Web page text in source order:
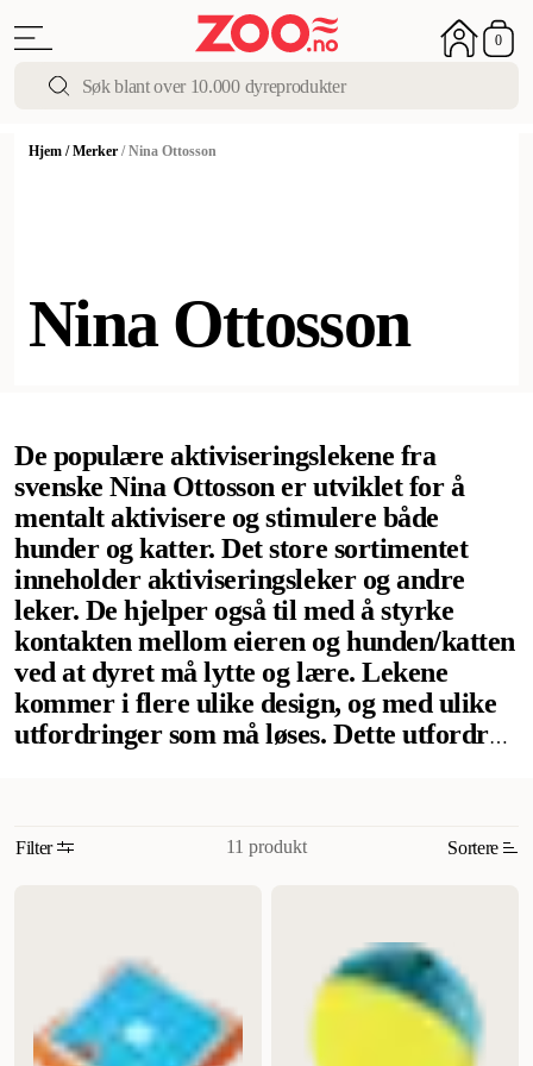
0
Hjem /Merker /Nina Ottosson
Nina Ottosson
De populære aktiviseringslekene fra
svenske Nina Ottosson er utviklet for å
mentalt aktivisere og stimulere både
hunder og katter. Det store sortimentet
inneholder aktiviseringsleker og andre
leker. De hjelper også til med å styrke
kontakten mellom eieren og hunden/katten
ved at dyret må lytte og lære. Lekene
kommer i flere ulike design, og med ulike
utfordringer som må løses. Dette utfordrer
aktiviseringsleker er svært godt likt, og er
av de mest populære hundelekene fra Nina
Ottosson er «Dog Pyramid», som også
fungerer utmerket som fôraktivisering for
hunden din. Denne finnes også for katter i
Filter 11 produkt Sortere
Høyest pris
Lavest pris